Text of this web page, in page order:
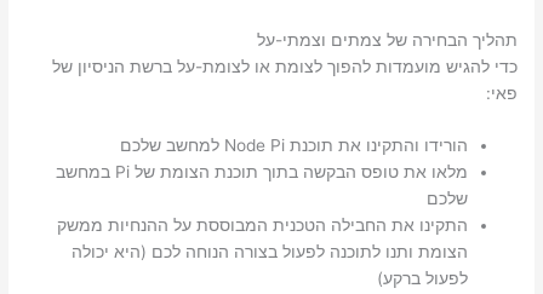
תהליך הבחירה של צמתים וצמתי-על
כדי להגיש מועמדות להפוך לצומת או לצומת-על ברשת הניסיון של
פאי:
הורידו והתקינו את תוכנת Node Pi למחשב שלכם
מלאו את טופס הבקשה בתוך תוכנת הצומת של Pi במחשב
שלכם
התקינו את החבילה הטכנית המבוססת על ההנחיות ממשק
הצומת ותנו לתוכנה לפעול בצורה הנוחה לכם (היא יכולה
לפעול ברקע)